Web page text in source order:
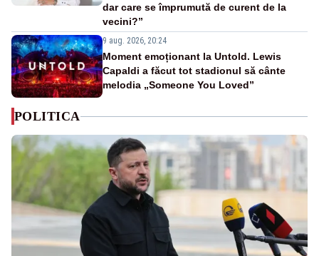
dar care se împrumută de curent de la
vecini?”
9 aug. 2026, 20:24
Moment emoționant la Untold. Lewis
Capaldi a făcut tot stadionul să cânte
melodia „Someone You Loved”
POLITICA